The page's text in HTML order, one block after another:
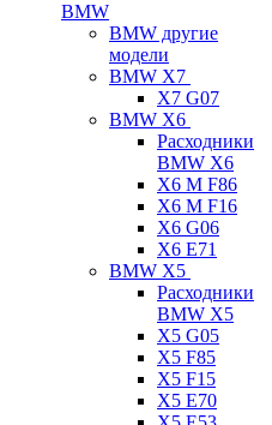
BMW
BMW другие
модели
BMW X7
X7 G07
BMW X6
Расходники
BMW X6
X6 M F86
X6 M F16
X6 G06
X6 E71
BMW X5
Расходники
BMW X5
X5 G05
X5 F85
X5 F15
X5 E70